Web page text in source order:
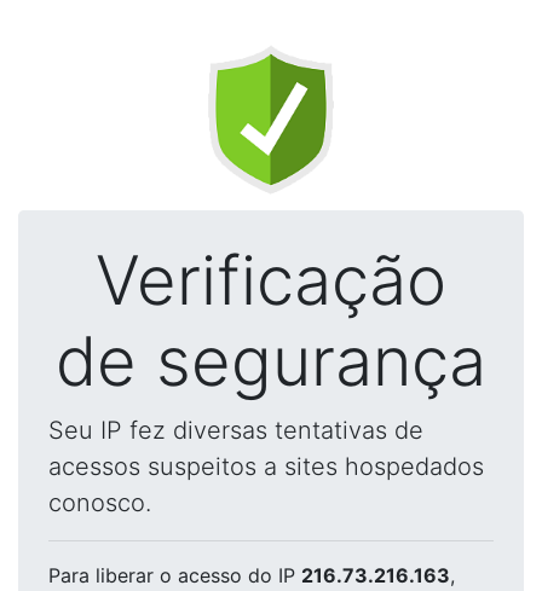
Verificação
de segurança
Seu IP fez diversas tentativas de
acessos suspeitos a sites hospedados
conosco.
Para liberar o acesso do IP 216.73.216.163,